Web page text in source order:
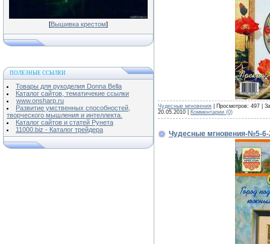
[Вышивка крестом]
ПОЛЕЗНЫЕ ССЫЛКИ
Товары для рукоделия Donna Bella
Каталог сайтов, тематичекие ссылки
www.onsharp.ru
Развитие умственных способностей,
творческого мышления и интеллекта.
Каталог сайтов и статей Рунета
11000.biz - Каталог трейдера
Чудесные мгновения | Просмотров: 497 |
20.05.2010
Комментарии (0)
Чудесные мгновения-№5-6-